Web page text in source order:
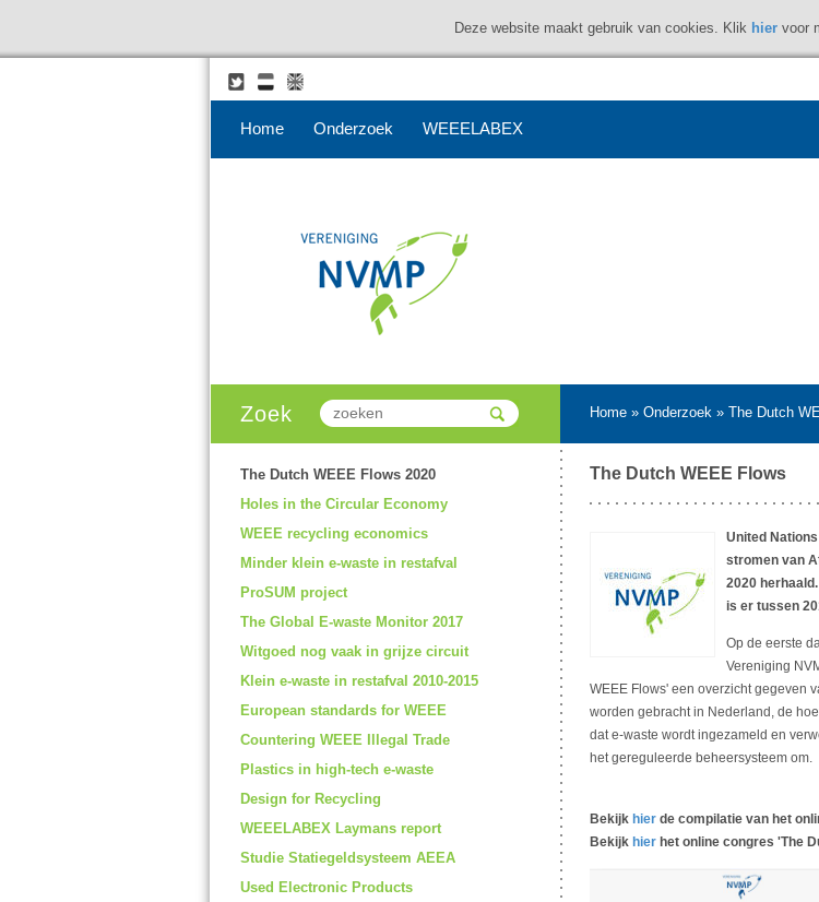
Deze website maakt gebruik van cookies. Klik hier voor
Home Onderzoek WEEELABEX
Zoek Home» Onderzoek» The Dutch
The Dutch WEEE Flows 2020
Holes in the Circular Economy
WEEE recycling economics
Minder klein e-waste in restafval
ProSUM project
The Global E-waste Monitor 2017
Witgoed nog vaak in grijze circuit
Klein e-waste in restafval 2010-2015
European standards for WEEE
Countering WEEE Illegal Trade
Plastics in high-tech e-waste
Design for Recycling
WEEELABEX Laymans report
Studie Statiegeldsysteem AEEA
Used Electronic Products
The Dutch WEEE Flows
United
stromen van
2020
is er tussen
Op de eerste
Vereniging
WEEE Flows' een overzicht gegeven
worden gebracht in Nederland, de
dat e-waste wordt ingezameld en
het gereguleerde beheersysteem om.
Bekijk hierde compilatie van het
Bekijk hierhet online congres 'The